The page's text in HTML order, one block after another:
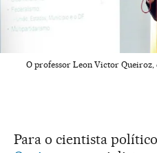
O professor Leon Victor Queiroz,
Para o cientista político